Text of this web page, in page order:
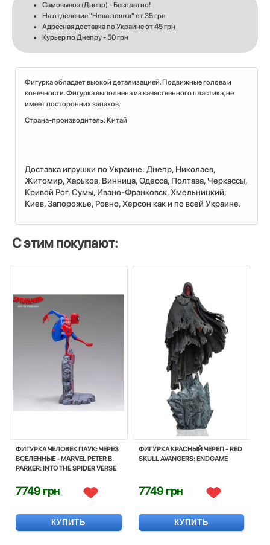
Самовывоз (Днепр) - Бесплатно!
На отделение "Нова пошта" от 35 грн
Адресная доставка по Украине от 45 грн
Курьер по Днепру - 50 грн
Фигурка обладает выокой детализацией. Подвижные голова и
конечности. Фигурка выполнена из качественного пластика, не
имеет посторонних запахов.
Страна-производитель: Китай
Доставка игрушки по Украине: Днепр, Николаев,
Житомир, Харьков, Винница, Одесса, Полтава, Черкассы,
Кривой Рог, Сумы, Ивано-Франковск, Хмельницкий,
Киев, Запорожье, Ровно, Херсон как и по всей Украине.
С этим покупают:
ФИГУРКА ЧЕЛОВЕК ПАУК: ЧЕРЕЗ
ВСЕЛЕННЫЕ - MARVEL PETER B.
PARKER: INTO THE SPIDER VERSE
7749 грн
КУПИТЬ
ФИГУРКА КРАСНЫЙ ЧЕРЕП - RED
SKULL AVANGERS: ENDGAME
7749 грн
КУПИТЬ